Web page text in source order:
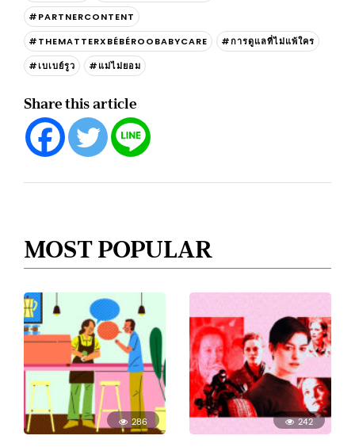
#PARTNERCONTENT
#THEMATTERXBÉBÉROOBABYCARE
#การดูแลที่ไม่แพ้ใคร
#เบเบย์รูว
#แม่ไม่ยอม
Share this article
MOST POPULAR
286 242